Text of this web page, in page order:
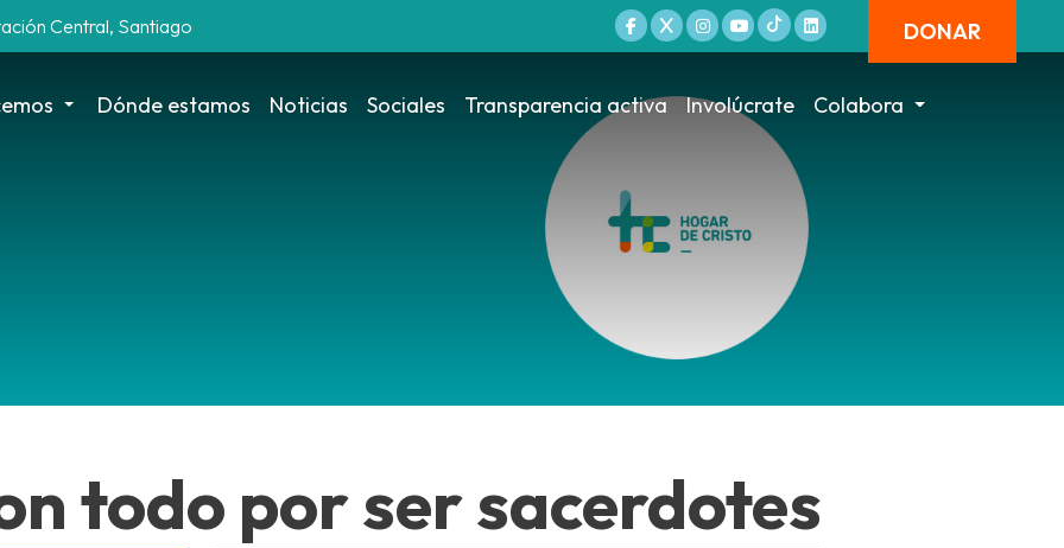
Central, Santiago DONAR
Dónde estamos Noticias Sociales Transparencia activa Involúcrate Colabora
todo por ser sacerdotes